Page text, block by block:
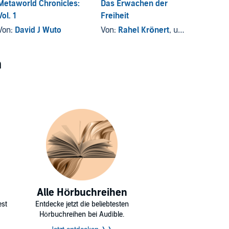
Chronicles:
1
David J Wuto
Das Erwachen der
Freiheit
Von: Rahel Krönert, und andere
Alle Hörbuchreihen
Entdecke jetzt die beliebtesten
Hörbuchreihen bei Audible.